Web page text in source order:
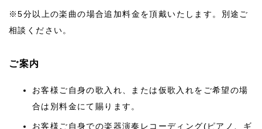
※5分以上の楽曲の場合追加料金を頂戴いたします。別途ご
相談ください。
ご案内
お客様ご自身の歌入れ、または仮歌入れをご希望の場
合は別料金にて賜ります。
お客様ご自身での楽器演奏レコーディング(ピアノ、ギ